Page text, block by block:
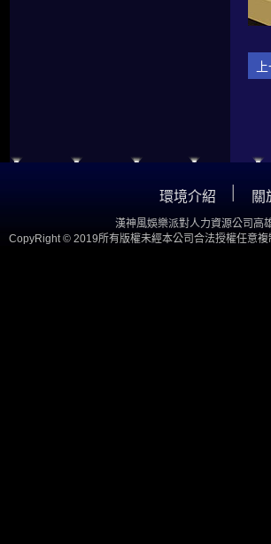
環境介紹 關
漢神風娛樂派對人力資源公司高
CopyRight © 2019所有版權未經本公司合法授權任意複